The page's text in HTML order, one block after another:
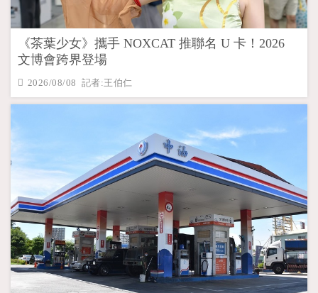
《茶葉少女》攜手 NOXCAT 推聯名 U 卡！2026
文博會跨界登場
2026/08/08 記者:王伯仁